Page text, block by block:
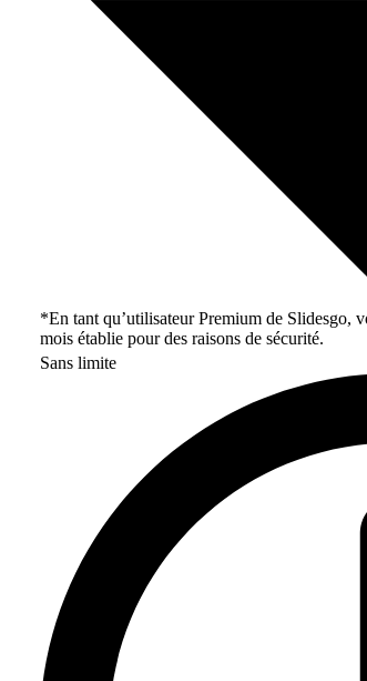
*En tant qu’utilisateur Premium de Slidesgo,
mois établie pour des raisons de sécurité.
Sans limite